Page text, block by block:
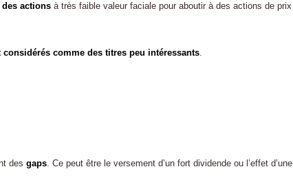
actions à très faible valeur faciale pour aboutir à des actions de prix
comme des titres peu intéressants.
des gaps. Ce peut être le versement d’un fort dividende ou l’effet d’une